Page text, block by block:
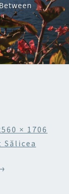
× 1706
Sălicea